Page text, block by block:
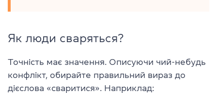
Як люди сваряться?
Точність має значення. Описуючи чий-небудь
конфлікт, обирайте правильний вираз до
дієслова «сваритися». Наприклад: